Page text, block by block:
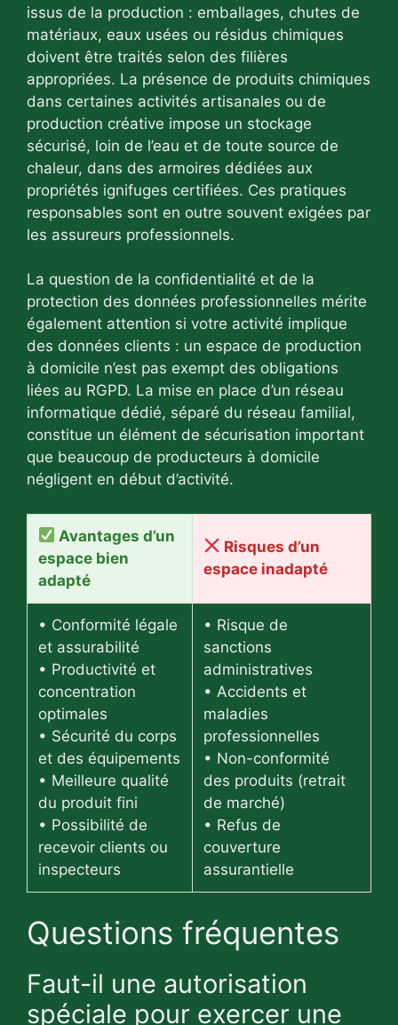
issus de la production : emballages, chutes de
matériaux, eaux usées ou résidus chimiques
doivent être traités selon des filières
appropriées. La présence de produits chimiques
dans certaines activités artisanales ou de
production créative impose un stockage
sécurisé, loin de l’eau et de toute source de
chaleur, dans des armoires dédiées aux
propriétés ignifuges certifiées. Ces pratiques
responsables sont en outre souvent exigées par
les assureurs professionnels.
La question de la confidentialité et de la
protection des données professionnelles mérite
également attention si votre activité implique
des données clients : un espace de production
à domicile n’est pas exempt des obligations
liées au RGPD. La mise en place d’un réseau
informatique dédié, séparé du réseau familial,
constitue un élément de sécurisation important
que beaucoup de producteurs à domicile
négligent en début d’activité.
Avantages d’un
espace bien
adapté
Risques d’un
espace inadapté
• Conformité légale
et assurabilité
• Productivité et
concentration
optimales
• Sécurité du corps
et des équipements
• Meilleure qualité
du produit fini
• Possibilité de
recevoir clients ou
inspecteurs
• Risque de
sanctions
administratives
• Accidents et
maladies
professionnelles
• Non-conformité
des produits (retrait
de marché)
• Refus de
couverture
assurantielle
Questions fréquentes
Faut-il une autorisation
spéciale pour exercer une